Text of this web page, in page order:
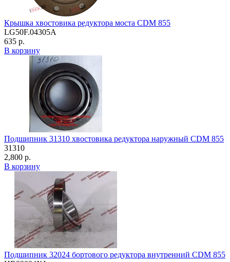
Крышка хвостовика редуктора моста CDM 855
LG50F.04305A
635 р.
В корзину
Подшипник 31310 хвостовика редуктора наружный CDM 855
31310
2,800 р.
В корзину
Подшипник 32024 бортового редуктора внутренний CDM 855